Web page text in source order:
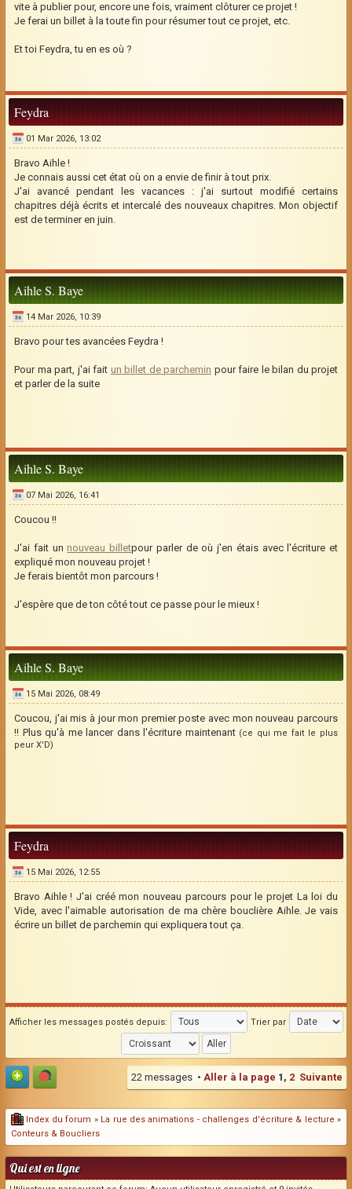
vite à publier pour, encore une fois, vraiment clôturer ce projet !
Je ferai un billet à la toute fin pour résumer tout ce projet, etc.
Et toi Feydra, tu en es où ?
Feydra
01 Mar 2026, 13:02
Bravo Aihle !
Je connais aussi cet état où on a envie de finir à tout prix.
J'ai avancé pendant les vacances : j'ai surtout modifié certains
chapitres déjà écrits et intercalé des nouveaux chapitres. Mon objectif
est de terminer en juin.
Aihle S. Baye
14 Mar 2026, 10:39
Bravo pour tes avancées Feydra !
Pour ma part, j'ai fait un billet de parchemin pour faire le bilan du projet
et parler de la suite
Aihle S. Baye
07 Mai 2026, 16:41
Coucou !!
J'ai fait un nouveau billetpour parler de où j'en étais avec l'écriture et
expliqué mon nouveau projet !
Je ferais bientôt mon parcours !
J'espère que de ton côté tout ce passe pour le mieux !
Aihle S. Baye
15 Mai 2026, 08:49
Coucou, j'ai mis à jour mon premier poste avec mon nouveau parcours
!! Plus qu'à me lancer dans l'écriture maintenant (ce qui me fait le plus
peur X'D)
Feydra
15 Mai 2026, 12:55
Bravo Aihle ! J'ai créé mon nouveau parcours pour le projet La loi du
Vide, avec l'aimable autorisation de ma chère bouclière Aihle. Je vais
écrire un billet de parchemin qui expliquera tout ça.
Afficher les messages postés depuis: Trier par
22 messages • Aller à la page 1 , 2 Suivante
Index du forum » La rue des animations - challenges d'écriture & lecture »
Conteurs & Boucliers
Qui est en ligne